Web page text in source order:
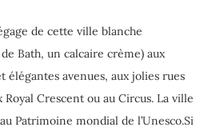
de cette ville blanche
Bath, un calcaire crème) aux
élégantes avenues, aux jolies rues
Crescent ou au Circus. La ville
Patrimoine mondial de l’Unesco.Si